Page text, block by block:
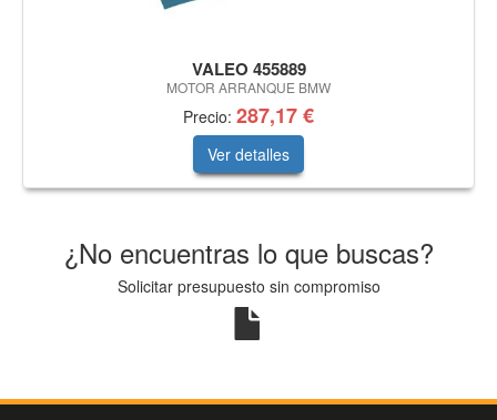
VALEO 455889
MOTOR ARRANQUE BMW
Precio: 287,17 €
Ver detalles
¿No encuentras lo que buscas?
Solicitar presupuesto sin compromiso